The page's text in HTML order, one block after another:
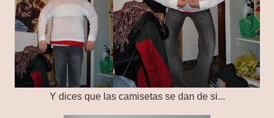
Y dices que las camisetas se dan de si...